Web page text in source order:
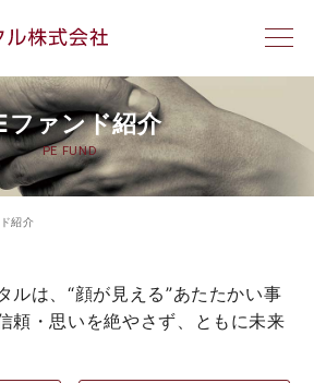
ファンド紹介
PE FUND
紹介
ルは、“顔が見える”あたたかい事
頼・思いを絶やさず、ともに未来